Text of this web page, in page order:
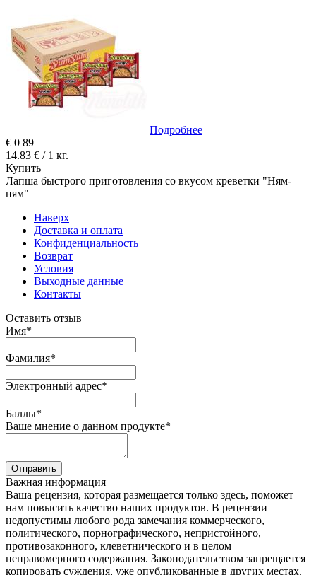
Подробнее
€ 0 89
14.83 € / 1 кг.
Купить
Лапша быстрого приготовления со вкусом креветки "Ням-
ням"
Наверх
Доставка и оплата
Конфиденциальность
Возврат
Условия
Выходные данные
Контакты
Оставить отзыв
Имя*
Фамилия*
Электронный адрес*
Баллы*
Ваше мнение о данном продукте*
Отправить
Важная информация
Ваша рецензия, которая размещается только здесь, поможет
нам повысить качество наших продуктов. В рецензии
недопустимы любого рода замечания коммерческого,
политического, порнографического, непристойного,
противозаконного, клеветнического и в целом
неправомерного содержания. Законодательством запрещается
копировать суждения, уже опубликованные в других местах.